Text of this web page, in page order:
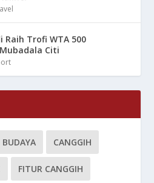
Raih Trofi WTA 500
Citi
BUDAYA CANGGIH
FITUR CANGGIH